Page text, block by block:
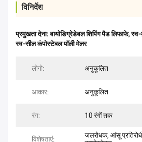
विनिर्देश
प्रमुखता देना:बायोडिग्रेडेबल शिपिंग पैड लिफाफे,स्व-
स्व-सील कंपोस्टेबल पॉली मेलर
लोगो: अनुकूलित
आकार: अनुकूलित
रंग: 10 रंगों तक
विशेषताएं:
जलरोधक, आंसू